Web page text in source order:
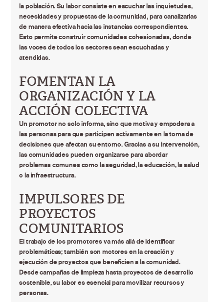
la población. Su labor consiste en escuchar las inquietudes,
necesidades y propuestas de la comunidad, para canalizarlas
de manera efectiva hacia las instancias correspondientes.
Esto permite construir comunidades cohesionadas, donde
las voces de todos los sectores sean escuchadas y
atendidas.
FOMENTAN LA
ORGANIZACIÓN Y LA
ACCIÓN COLECTIVA
Un promotor no solo informa, sino que motiva y empodera a
las personas para que participen activamente en la toma de
decisiones que afectan su entorno. Gracias a su intervención,
las comunidades pueden organizarse para abordar
problemas comunes como la seguridad, la educación, la salud
o la infraestructura.
IMPULSORES DE
PROYECTOS
COMUNITARIOS
El trabajo de los promotores va más allá de identificar
problemáticas; también son motores en la creación y
ejecución de proyectos que beneficien a la comunidad.
Desde campañas de limpieza hasta proyectos de desarrollo
sostenible, su labor es esencial para movilizar recursos y
personas.